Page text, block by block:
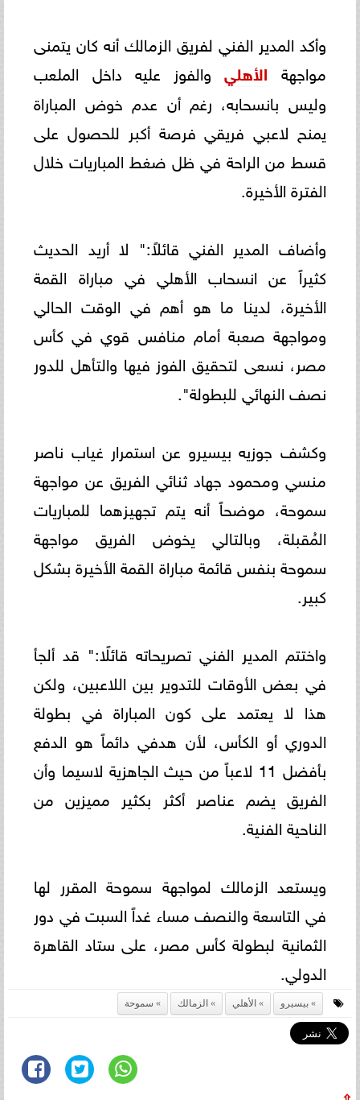
وأكد المدير الفني لفريق الزمالك أنه كان يتمنى
مواجهة الأهليوالفوز عليه داخل الملعب
وليس بانسحابه، رغم أن عدم خوض المباراة
يمنح لاعبي فريقي فرصة أكبر للحصول على
قسط من الراحة في ظل ضغط المباريات خلال
الفترة الأخيرة.
وأضاف المدير الفني قائلاً:" لا أريد الحديث
كثيراً عن انسحاب الأهلي في مباراة القمة
الأخيرة، لدينا ما هو أهم في الوقت الحالي
ومواجهة صعبة أمام منافس قوي في كأس
مصر، نسعى لتحقيق الفوز فيها والتأهل للدور
نصف النهائي للبطولة".
وكشف جوزيه بيسيرو عن استمرار غياب ناصر
منسي ومحمود جهاد ثنائي الفريق عن مواجهة
سموحة، موضحاً أنه يتم تجهيزهما للمباريات
المُقبلة، وبالتالي يخوض الفريق مواجهة
سموحة بنفس قائمة مباراة القمة الأخيرة بشكل
كبير.
واختتم المدير الفني تصريحاته قائلًا:" قد ألجأ
في بعض الأوقات للتدوير بين اللاعبين، ولكن
هذا لا يعتمد على كون المباراة في بطولة
الدوري أو الكأس، لأن هدفي دائماً هو الدفع
بأفضل 11 لاعباً من حيث الجاهزية لاسيما وأن
الفريق يضم عناصر أكثر بكثير مميزين من
الناحية الفنية.
ويستعد الزمالك لمواجهة سموحة المقرر لها
في التاسعة والنصف مساء غداً السبت في دور
الثمانية لبطولة كأس مصر، على ستاد القاهرة
الدولي.
بيسيرو الأهلي الزمالك سموحة